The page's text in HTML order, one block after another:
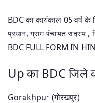
BDC का कार्यकाल 05 वर्ष के
प्रधान, ग्राम पंचायत सदस्य ,
BDC FULL FORM IN
Up का BDC जिले
Gorakhpur (गोरखपुर)